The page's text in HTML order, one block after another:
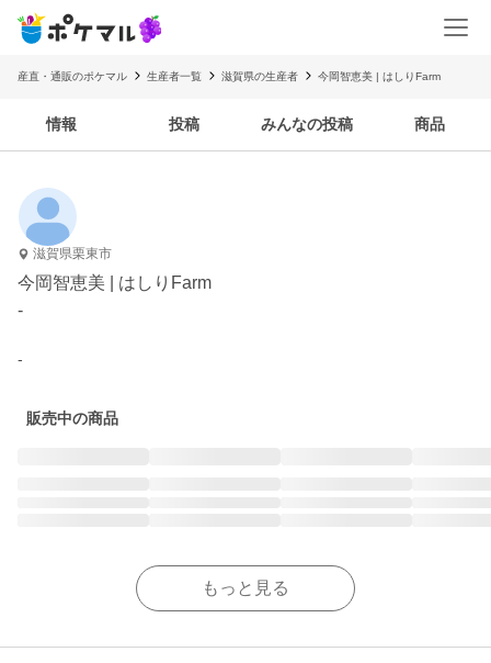
産直・通販のポケマル 生産者一覧 滋賀県の生産者 今岡智恵美 | はしりFarm
情報 投稿 みんなの投稿 商品
滋賀県栗東市
今岡智恵美 | はしりFarm
-
-
販売中の商品
もっと見る